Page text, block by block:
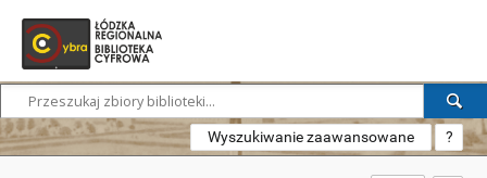
Wyszukiwanie zaawansowane ?